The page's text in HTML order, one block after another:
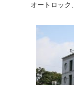
オートロック